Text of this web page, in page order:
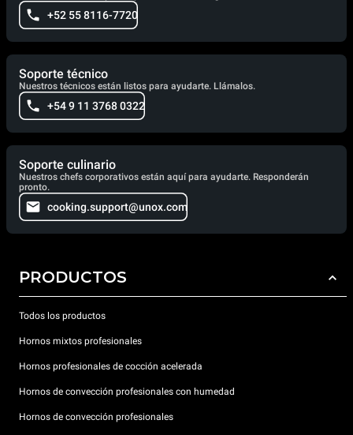
+52 55 8116-7720
Soporte técnico
Nuestros técnicos están listos para ayudarte. Llámalos.
+54 9 11 3768 0322
Soporte culinario
Nuestros chefs corporativos están aquí para ayudarte. Responderán
pronto.
cooking.support@unox.com
PRODUCTOS
Todos los productos
Hornos mixtos profesionales
Hornos profesionales de cocción acelerada
Hornos de convección profesionales con humedad
Hornos de convección profesionales